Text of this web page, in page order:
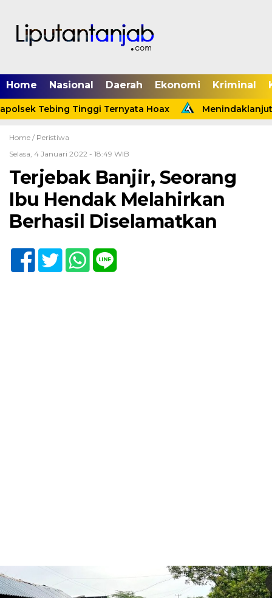
Home Nasional Daerah Ekonomi Kriminal
Tebing Tinggi Ternyata Hoax
Home / Peristiwa
Selasa, 4 Januari 2022 - 18:49 WIB
Terjebak Banjir, Seorang
Ibu Hendak Melahirkan
Berhasil Diselamatkan